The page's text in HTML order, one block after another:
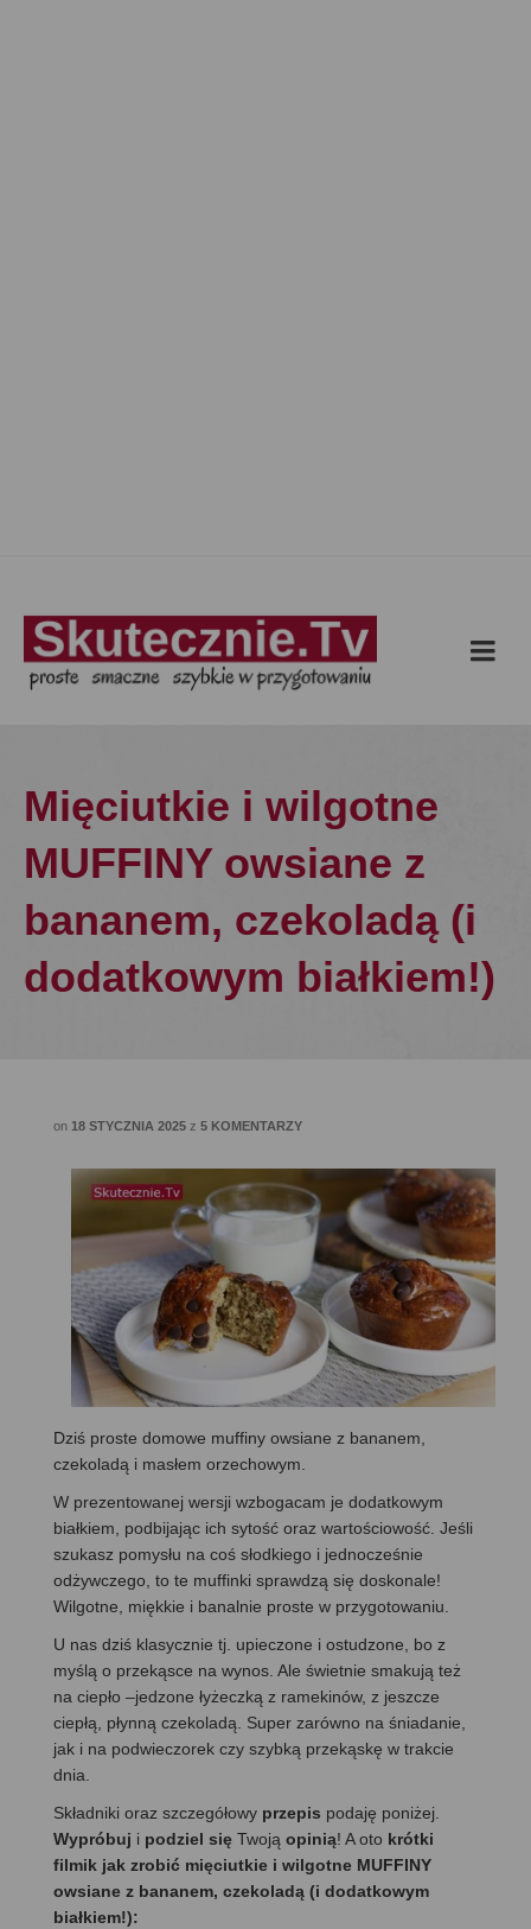
Mięciutkie i wilgotne
MUFFINY owsiane z
bananem, czekoladą (i
dodatkowym białkiem!)
on 18 STYCZNIA 2025 z 5 KOMENTARZY
Dziś proste domowe muffiny owsiane z bananem,
czekoladą i masłem orzechowym.
W prezentowanej wersji wzbogacam je dodatkowym
białkiem, podbijając ich sytość oraz wartościowość. Jeśli
szukasz pomysłu na coś słodkiego i jednocześnie
odżywczego, to te muffinki sprawdzą się doskonale!
Wilgotne, miękkie i banalnie proste w przygotowaniu.
U nas dziś klasycznie tj. upieczone i ostudzone, bo z
myślą o przekąsce na wynos. Ale świetnie smakują też
na ciepło –jedzone łyżeczką z ramekinów, z jeszcze
ciepłą, płynną czekoladą. Super zarówno na śniadanie,
jak i na podwieczorek czy szybką przekąskę w trakcie
dnia.
Składniki oraz szczegółowy przepis podaję poniżej.
Wypróbuj i podziel się Twoją opinią! A oto krótki
filmik jak zrobić mięciutkie i wilgotne MUFFINY
owsiane z bananem, czekoladą (i dodatkowym
białkiem!):